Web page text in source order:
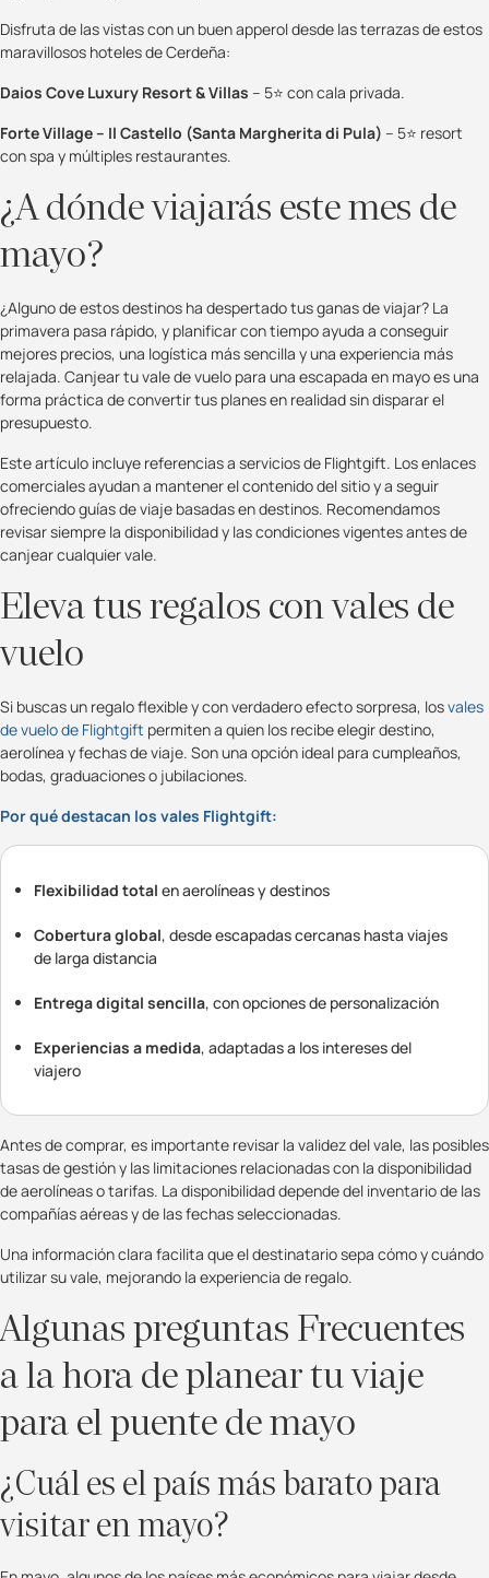
Disfruta de las vistas con un buen apperol desde las terrazas de estos
maravillosos hoteles de Cerdeña:
Daios Cove Luxury Resort & Villas – 5⭐ con cala privada.
Forte Village – Il Castello (Santa Margherita di Pula) – 5⭐ resort
con spa y múltiples restaurantes.
¿A dónde viajarás este mes de
mayo?
¿Alguno de estos destinos ha despertado tus ganas de viajar? La
primavera pasa rápido, y planificar con tiempo ayuda a conseguir
mejores precios, una logística más sencilla y una experiencia más
relajada. Canjear tu vale de vuelo para una escapada en mayo es una
forma práctica de convertir tus planes en realidad sin disparar el
presupuesto.
Este artículo incluye referencias a servicios de Flightgift. Los enlaces
comerciales ayudan a mantener el contenido del sitio y a seguir
ofreciendo guías de viaje basadas en destinos. Recomendamos
revisar siempre la disponibilidad y las condiciones vigentes antes de
canjear cualquier vale.
Eleva tus regalos con vales de
vuelo
Si buscas un regalo flexible y con verdadero efecto sorpresa, losvales
de vuelo de Flightgift permiten a quien los recibe elegir destino,
aerolínea y fechas de viaje. Son una opción ideal para cumpleaños,
bodas, graduaciones o jubilaciones.
Por qué destacan los vales Flightgift:
Flexibilidad total en aerolíneas y destinos
Cobertura global, desde escapadas cercanas hasta viajes
de larga distancia
Entrega digital sencilla, con opciones de personalización
Experiencias a medida, adaptadas a los intereses del
viajero
Antes de comprar, es importante revisar la validez del vale, las posibles
tasas de gestión y las limitaciones relacionadas con la disponibilidad
de aerolíneas o tarifas. La disponibilidad depende del inventario de las
compañías aéreas y de las fechas seleccionadas.
Una información clara facilita que el destinatario sepa cómo y cuándo
utilizar su vale, mejorando la experiencia de regalo.
Algunas preguntas Frecuentes
a la hora de planear tu viaje
para el puente de mayo
¿Cuál es el país más barato para
visitar en mayo?